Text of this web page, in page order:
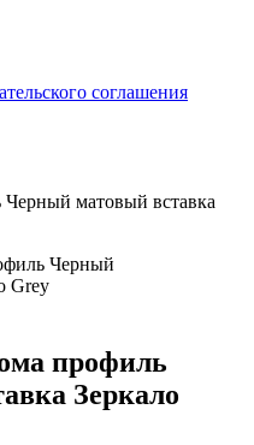
соглашения
матовый вставка
профиль
Зеркало